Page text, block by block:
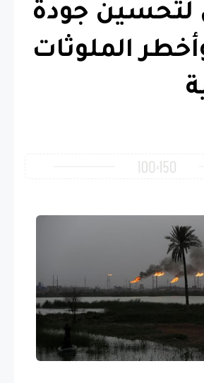
جودة
الملوثات